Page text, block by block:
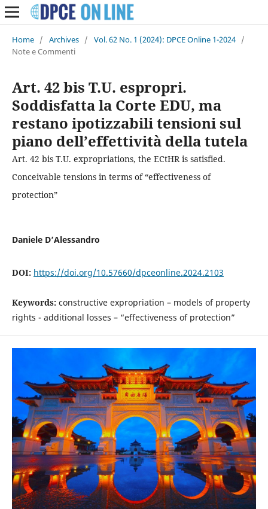
Home / Archives / Vol. 62 No. 1 (2024): DPCE Online 1-2024 /
Note e Commenti
Art. 42 bis T.U. espropri.
Soddisfatta la Corte EDU, ma
restano ipotizzabili tensioni sul
piano dell’effettività della tutela
Art. 42 bis T.U. expropriations, the ECtHR is satisfied.
Conceivable tensions in terms of “effectiveness of
protection”
Daniele D’Alessandro
DOI: https://doi.org/10.57660/dpceonline.2024.2103
Keywords: constructive expropriation – models of property
rights - additional losses – “effectiveness of protection”